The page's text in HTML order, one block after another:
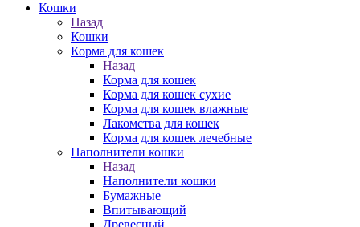
Кошки
Назад
Кошки
Корма для кошек
Назад
Корма для кошек
Корма для кошек сухие
Корма для кошек влажные
Лакомства для кошек
Корма для кошек лечебные
Наполнители кошки
Назад
Наполнители кошки
Бумажные
Впитывающий
Древесный